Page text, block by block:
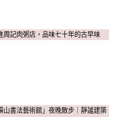
周記肉粥店，品味七十年的古早味
山書法藝術館」夜晚散步｜靜謐建築